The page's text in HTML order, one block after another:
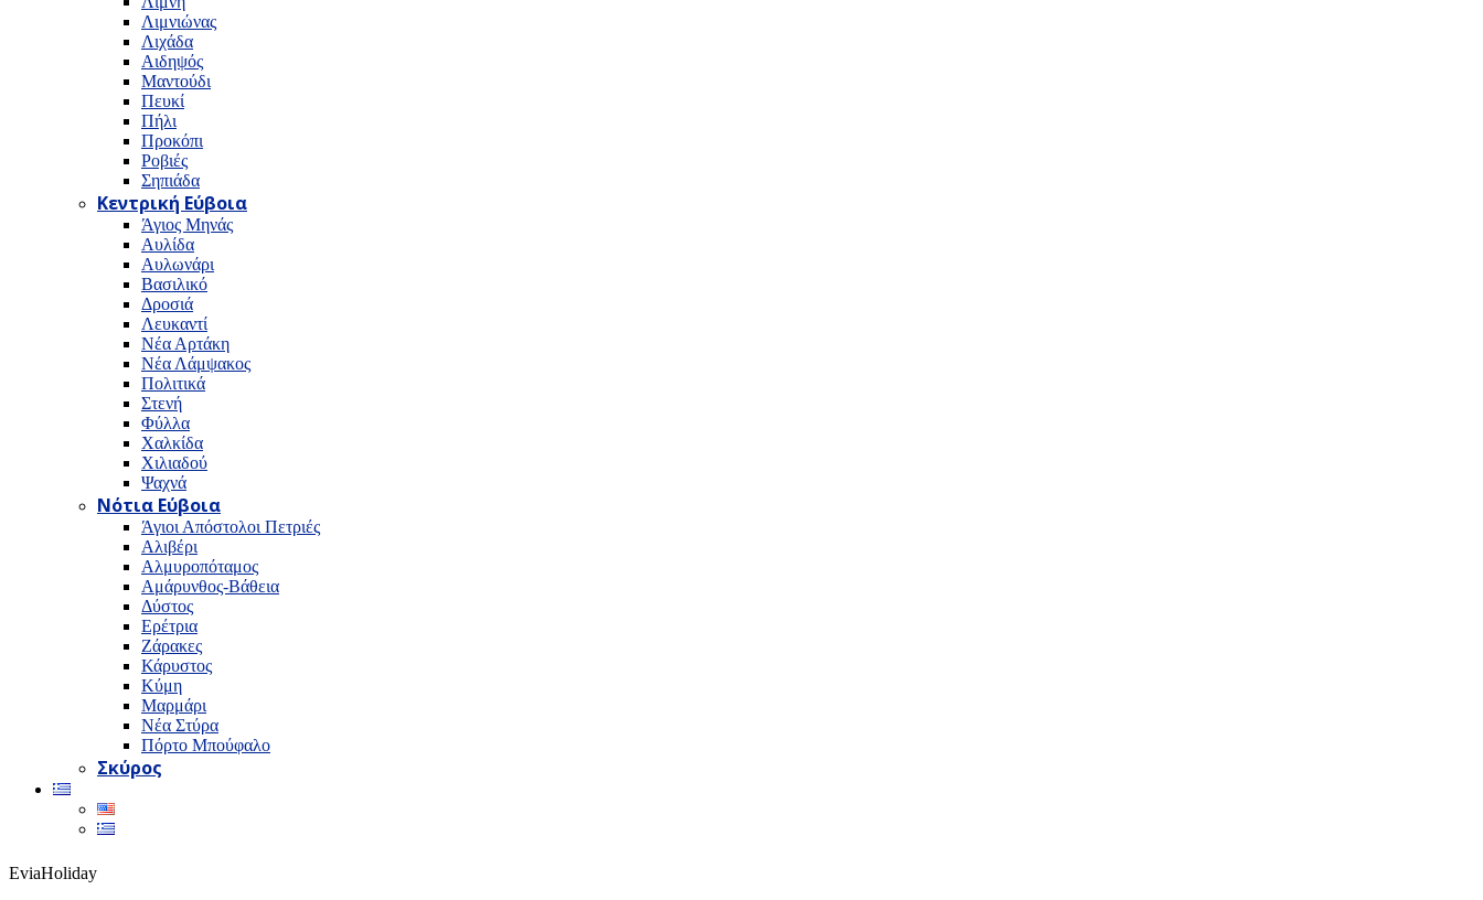
Λιμνιώνας
Λιχάδα
Αιδηψός
Μαντούδι
Πευκί
Πήλι
Προκόπι
Ροβιές
Σηπιάδα
Κεντρική Εύβοια
Άγιος Μηνάς
Αυλίδα
Αυλωνάρι
Βασιλικό
Δροσιά
Λευκαντί
Νέα Αρτάκη
Νέα Λάμψακος
Πολιτικά
Στενή
Φύλλα
Χαλκίδα
Χιλιαδού
Ψαχνά
Νότια Εύβοια
Άγιοι Απόστολοι Πετριές
Αλιβέρι
Αλμυροπόταμος
Αμάρυνθος-Βάθεια
Δύστος
Ερέτρια
Ζάρακες
Κάρυστος
Κύμη
Μαρμάρι
Νέα Στύρα
Πόρτο Μπούφαλο
Σκύρος
EviaHoliday